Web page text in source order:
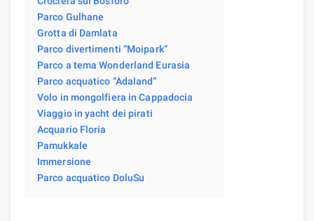
Parco Gulhane
Grotta di Damlata
Parco divertimenti “Moipark”
Parco a tema Wonderland Eurasia
Parco acquatico “Adaland”
Volo in mongolfiera in Cappadocia
Viaggio in yacht dei pirati
Acquario Floria
Pamukkale
Immersione
Parco acquatico DoluSu